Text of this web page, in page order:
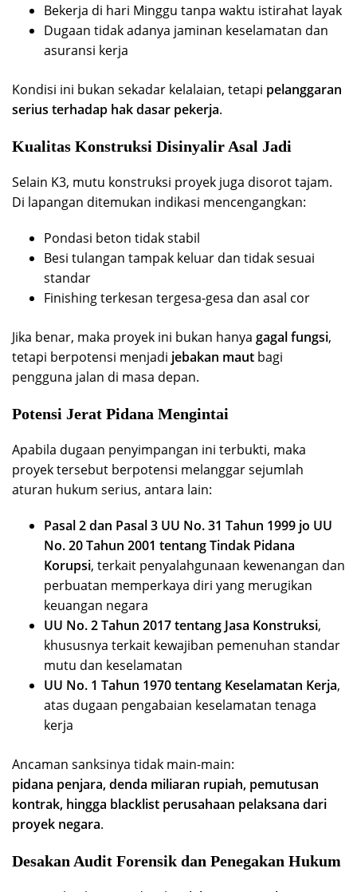
Bekerja di hari Minggu tanpa waktu istirahat layak
Dugaan tidak adanya jaminan keselamatan dan
asuransi kerja
Kondisi ini bukan sekadar kelalaian, tetapi pelanggaran
serius terhadap hak dasar pekerja.
Kualitas Konstruksi Disinyalir Asal Jadi
Selain K3, mutu konstruksi proyek juga disorot tajam.
Di lapangan ditemukan indikasi mencengangkan:
Pondasi beton tidak stabil
Besi tulangan tampak keluar dan tidak sesuai
standar
Finishing terkesan tergesa-gesa dan asal cor
Jika benar, maka proyek ini bukan hanya gagal fungsi,
tetapi berpotensi menjadi jebakan maut bagi
pengguna jalan di masa depan.
Potensi Jerat Pidana Mengintai
Apabila dugaan penyimpangan ini terbukti, maka
proyek tersebut berpotensi melanggar sejumlah
aturan hukum serius, antara lain:
Pasal 2 dan Pasal 3 UU No. 31 Tahun 1999 jo UU
No. 20 Tahun 2001 tentang Tindak Pidana
Korupsi, terkait penyalahgunaan kewenangan dan
perbuatan memperkaya diri yang merugikan
keuangan negara
UU No. 2 Tahun 2017 tentang Jasa Konstruksi,
khususnya terkait kewajiban pemenuhan standar
mutu dan keselamatan
UU No. 1 Tahun 1970 tentang Keselamatan Kerja,
atas dugaan pengabaian keselamatan tenaga
kerja
Ancaman sanksinya tidak main-main:
pidana penjara, denda miliaran rupiah, pemutusan
kontrak, hingga blacklist perusahaan pelaksana dari
proyek negara.
Desakan Audit Forensik dan Penegakan Hukum